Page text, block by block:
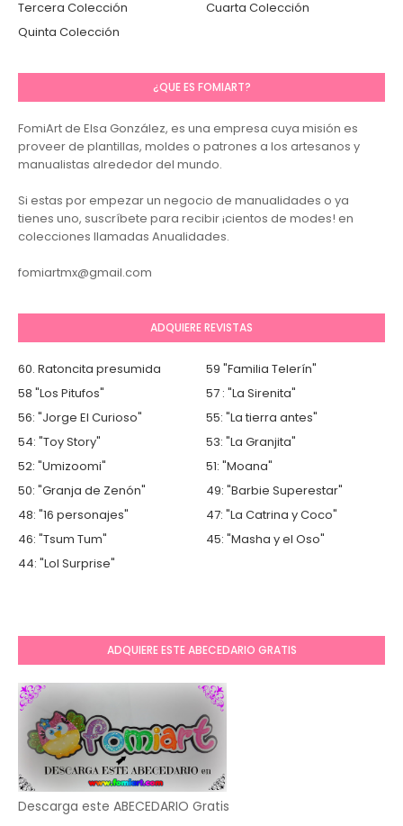
Tercera Colección
Cuarta Colección
Quinta Colección
¿QUE ES FOMIART?
FomiArt de Elsa González, es una empresa cuya misión es
proveer de plantillas, moldes o patrones a los artesanos y
manualistas alrededor del mundo.
Si estas por empezar un negocio de manualidades o ya
tienes uno, suscríbete para recibir ¡cientos de modes! en
colecciones llamadas Anualidades.
fomiartmx@gmail.com
ADQUIERE REVISTAS
60. Ratoncita presumida
59 "Familia Telerín"
58 "Los Pitufos"
57 : "La Sirenita"
56: "Jorge El Curioso"
55: "La tierra antes"
54: "Toy Story"
53: "La Granjita"
52: "Umizoomi"
51: "Moana"
50: "Granja de Zenón"
49: "Barbie Superestar"
48: "16 personajes"
47: "La Catrina y Coco"
46: "Tsum Tum"
45: "Masha y el Oso"
44: "Lol Surprise"
ADQUIERE ESTE ABECEDARIO GRATIS
Descarga este ABECEDARIO Gratis